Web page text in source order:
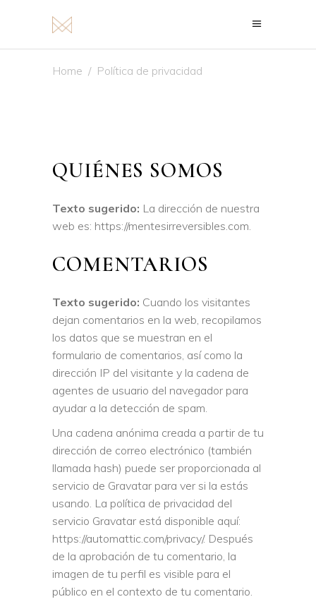
Home / Política de privacidad
QUIÉNES SOMOS
Texto sugerido: La dirección de nuestra
web es: https://mentesirreversibles.com.
COMENTARIOS
Texto sugerido: Cuando los visitantes
dejan comentarios en la web, recopilamos
los datos que se muestran en el
formulario de comentarios, así como la
dirección IP del visitante y la cadena de
agentes de usuario del navegador para
ayudar a la detección de spam.
Una cadena anónima creada a partir de tu
dirección de correo electrónico (también
llamada hash) puede ser proporcionada al
servicio de Gravatar para ver si la estás
usando. La política de privacidad del
servicio Gravatar está disponible aquí:
https://automattic.com/privacy/. Después
de la aprobación de tu comentario, la
imagen de tu perfil es visible para el
público en el contexto de tu comentario.